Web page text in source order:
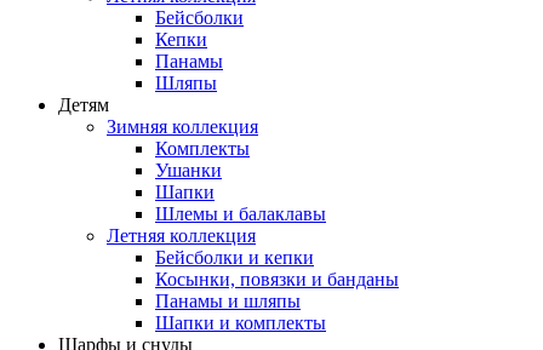
Бейсболки
Кепки
Панамы
Шляпы
Детям
Зимняя коллекция
Комплекты
Ушанки
Шапки
Шлемы и балаклавы
Летняя коллекция
Бейсболки и кепки
Косынки, повязки и банданы
Панамы и шляпы
Шапки и комплекты
Шарфы и снуды